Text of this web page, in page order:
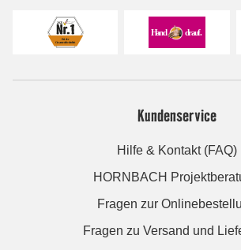
Kundenservice
Hilfe & Kontakt (FAQ)
HORNBACH
Fragen zur
Fragen zu Versand und